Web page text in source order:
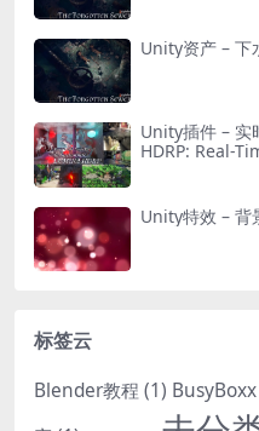
Unity资产 –
Unity插件 – 实
HDRP: Real-
Unity特效 –
标签云
Blender教程 (1) BusyBoxx